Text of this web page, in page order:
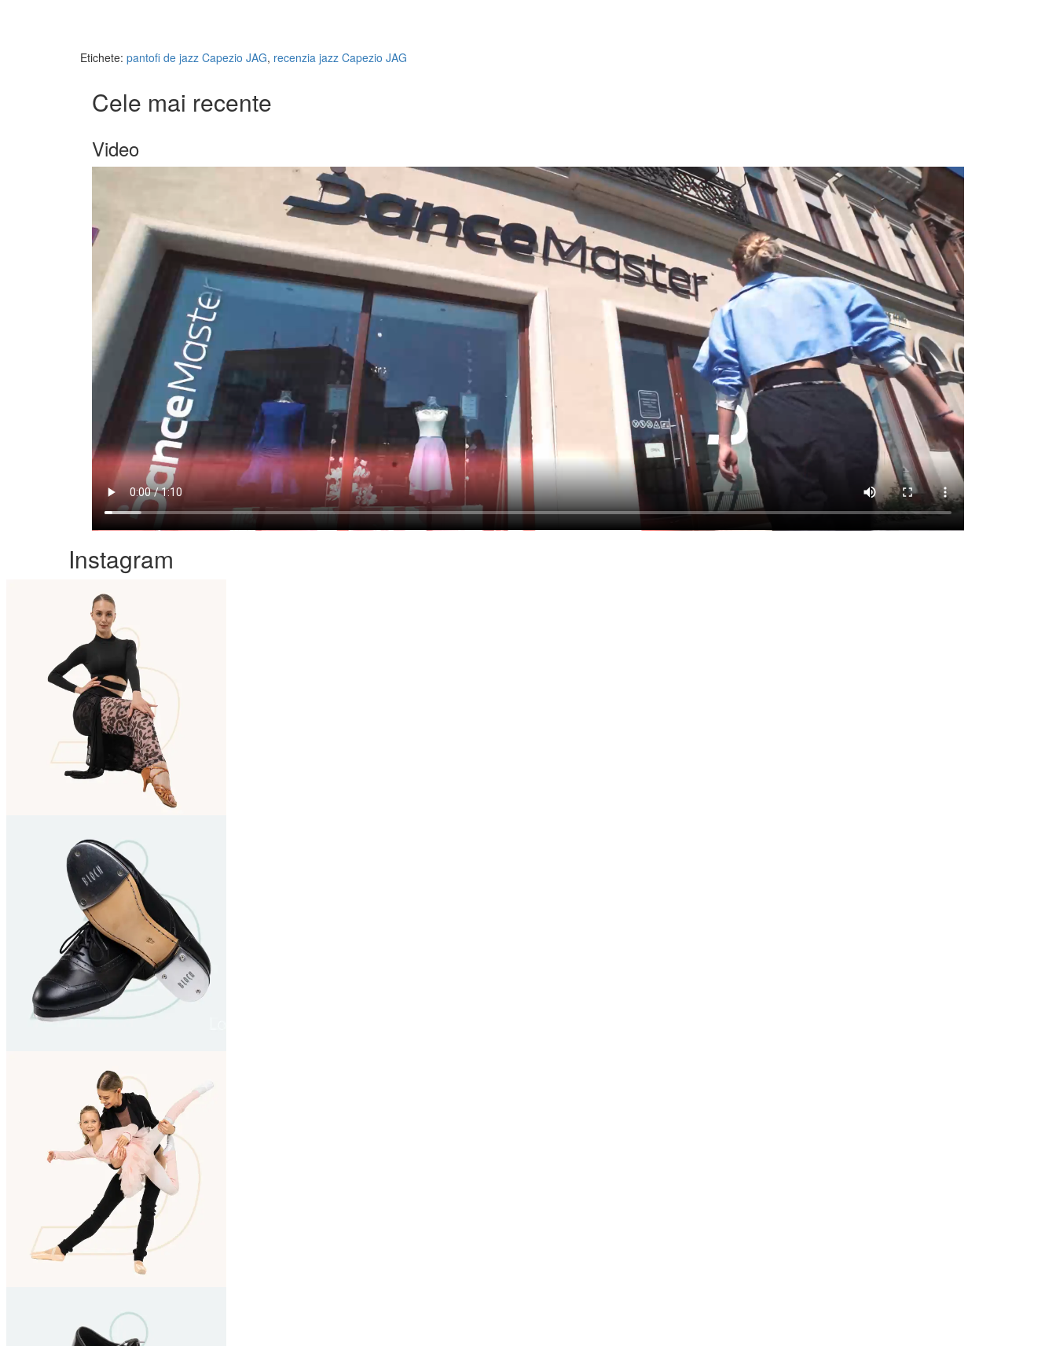
Etichete: pantofi de jazz Capezio JAG, recenzia jazz Capezio JAG
Cele mai recente
Video
Instagram